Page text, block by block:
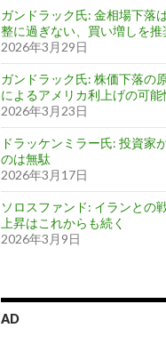
ガンドラック氏: 金相場下落
整に過ぎない、買い増しを推
2026年3月29日
ガンドラック氏: 株価下落の
によるアメリカ利上げの可能
2026年3月23日
ドラッケンミラー氏: 投資家
のは無駄
2026年3月17日
ソロスファンド: イランとの
上昇はこれからも続く
2026年3月9日
AD